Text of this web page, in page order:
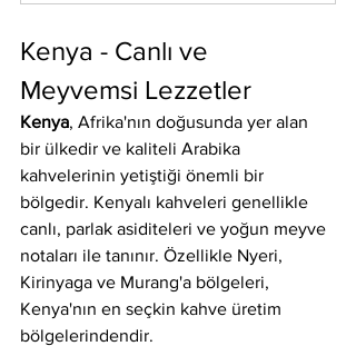
Kenya - Canlı ve
Meyvemsi Lezzetler
Kenya, Afrika'nın doğusunda yer alan
bir ülkedir ve kaliteli Arabika
kahvelerinin yetiştiği önemli bir
bölgedir. Kenyalı kahveleri genellikle
canlı, parlak asiditeleri ve yoğun meyve
notaları ile tanınır. Özellikle Nyeri,
Kirinyaga ve Murang'a bölgeleri,
Kenya'nın en seçkin kahve üretim
bölgelerindendir.